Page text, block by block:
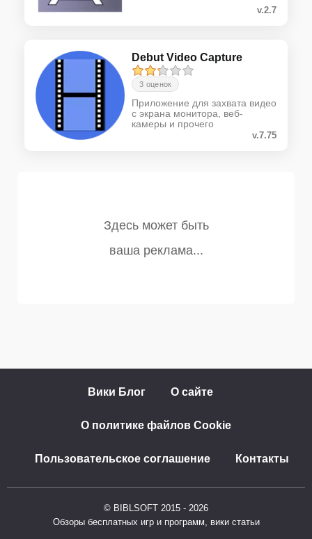
v.2.7
Debut Video Capture
3 оценок
Приложение для захвата видео
с экрана монитора, веб-
камеры и прочего
v.7.75
Вики Блог О сайте
О политике файлов Cookie
Пользовательское соглашение Контакты
© BIBLSOFT 2015 - 2026
Обзоры бесплатных игр и программ, вики статьи